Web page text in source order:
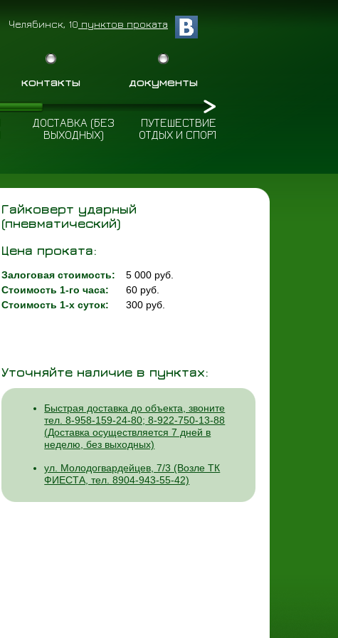
контакты документы
Челябинск, 10 пунктов проката
ДОСТАВКА (БЕЗ
ВЫХОДНЫХ)
ПУТЕШЕСТВИЕ
ОТДЫХ И СПОРТ
Гайковерт ударный
(пневматический)
Цена проката:
Залоговая стоимость:
5 000 руб.
Стоимость 1-го часа:
60 руб.
Стоимость 1-х суток:
300 руб.
Уточняйте наличие в пунктах:
Быстрая доставка до объекта, звоните
тел. 8-958-159-24-80; 8-922-750-13-88
(Доставка осуществляется 7 дней в
неделю, без выходных)
ул. Молодогвардейцев, 7/3 (Возле ТК
ФИЕСТА, тел. 8904-943-55-42)